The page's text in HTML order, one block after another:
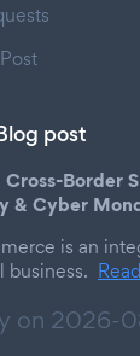
post
Border
& Cyber
is an
business.
on 2026-